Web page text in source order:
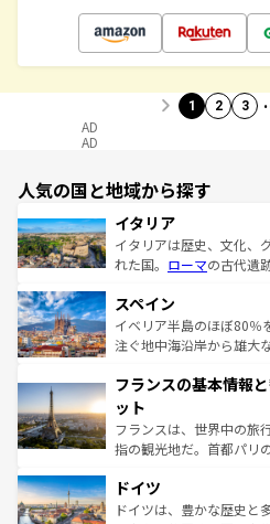
1 2 3
AD
AD
人気の国と地域から探す
イタリア
イタリアは歴史、文化、
れた国。 ローマの古代遺
ろん、トスカーナの美し
景など、自然景観も見逃
ピザやパスタなど、絶品
ませてくれるイタリアで
なお、新着のイタリア情報
しい。
スペイン
イベリア半島のほぼ80％
注ぐ地中海沿岸から雄大
文化が根付くこの国では
れる闘牛、そして美味し
る。首都マドリードの洗
アートに溢れた街角から
せる。地方によって風土
フランスの基本情報
ット
フランスは、世界中の旅
指の観光地だ。首都パリ
で、幅広い魅力が詰まっ
聖堂、美しいビーチ、そ
ドイツ
ドイツは、豊かな歴史と